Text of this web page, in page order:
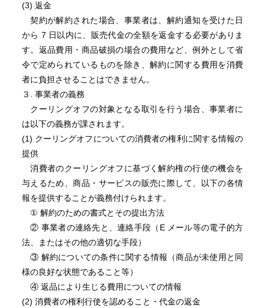
(3) 返金
契約が解約された場合、事業者は、解約通知を受けた日
から 7 日以内に、販売代金の全額を返金する必要がありま
す。返品費用・商品破損の場合の費用など、例外として省
令で定められているものを除き、解約に関する費用を消費
者に負担させることはできません。
３. 事業者の義務
クーリングオフの対象となる取引を行う場合、事業者に
は以下の義務が課されます。
(1) クーリングオフについての消費者の権利に関する情報の
提供
消費者のクーリングオフに基づく解約権の行使の機会を
与えるため、商品・サービスの販売に際して、以下の各情
報を提供することが義務付けられます。
① 解約のための書式とその提出方法
② 事業者の連絡先と、連絡手段（E メール等の電子的方
法、またはその他の適切な手段）
③ 解約についての条件に関する情報（商品が未使用と同
様の良好な状態であること等）
④ 返品により生じる費用についての情報
(2) 消費者の権利行使を認めること・代金の返金